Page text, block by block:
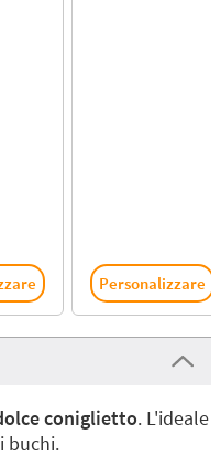
Personalizzare
coniglietto. L'ideale
buchi.